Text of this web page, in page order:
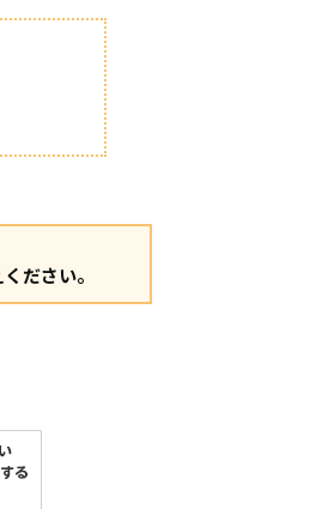
ださい。